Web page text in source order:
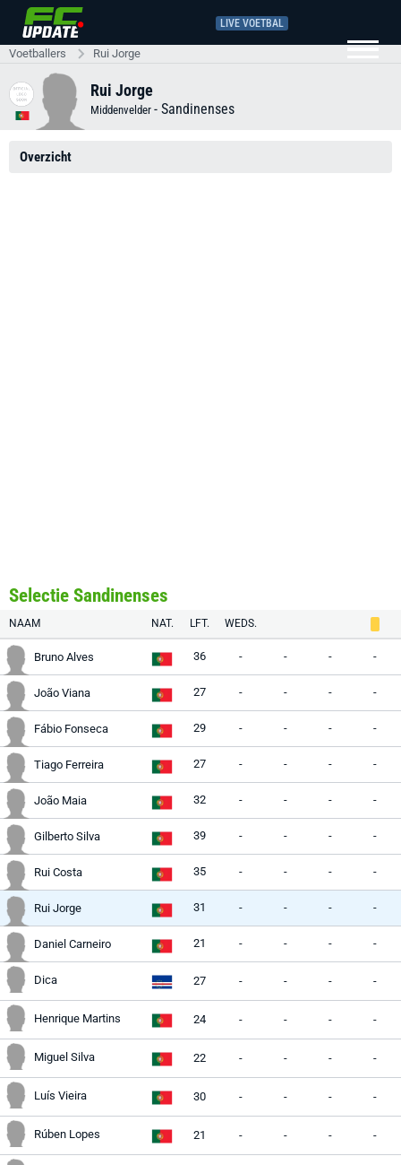
LIVE VOETBAL
Voetballers Rui Jorge
Rui Jorge
Middenvelder - Sandinenses
Overzicht
Selectie Sandinenses
NAAM NAT. LFT. WEDS.
Bruno Alves 36 - - - -
João Viana 27 - - - -
Fábio Fonseca 29 - - - -
Tiago Ferreira 27 - - - -
João Maia 32 - - - -
Gilberto Silva 39 - - - -
Rui Costa 35 - - - -
Rui Jorge 31 - - - -
Daniel Carneiro 21 - - - -
Dica 27 - - - -
Henrique Martins 24 - - - -
Miguel Silva 22 - - - -
Luís Vieira 30 - - - -
Rúben Lopes 21 - - - -